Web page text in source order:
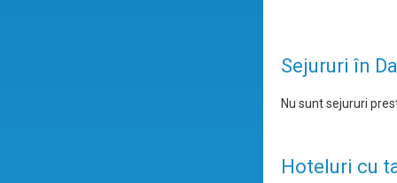
Sejururi în
Nu sunt sejururi
Hoteluri cu